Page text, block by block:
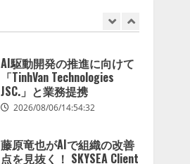
特化LLM」の開発とAI研究
開発をリード
AI駆動開発の推進に向けて
「TinhVan Technologies
JSC.」と業務提携
2026/08/06/14:54:32
藤原竜也がAIで組織の改善
点を見抜く！ SKYSEA Client